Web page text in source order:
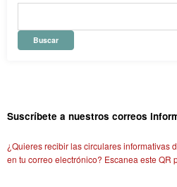
Suscríbete a nuestros correos
¿Quieres recibir las circulares informativas
en tu correo electrónico? Escanea este QR